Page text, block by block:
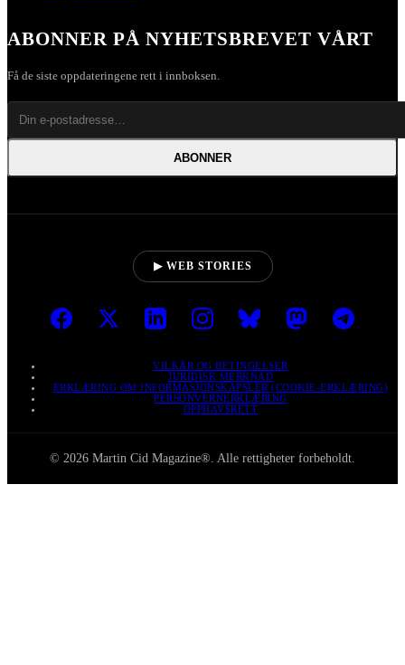
ABONNER PÅ NYHETSBREVET VÅRT
Få de siste oppdateringene rett i innboksen.
ABONNER
▶ WEB STORIES
VILKÅR OG BETINGELSER
JURIDISK MERKNAD
ERKLÆRING OM INFORMASJONSKAPSLER (COOKIE-ERKLÆRING)
PERSONVERNERKLÆRING
OPPHAVSRETT
© 2026 Martin Cid Magazine®. Alle rettigheter forbeholdt.